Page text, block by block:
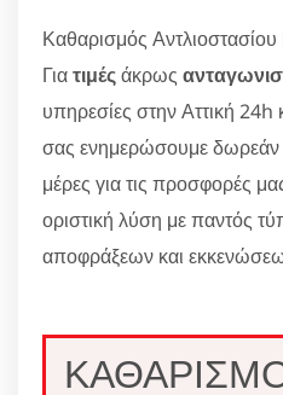
Καθαρισμός
Γιατιμέςάκρως
υπηρεσίες στην Αττική
σας ενημερώσουμε
μέρες για τις προσφορές
οριστική λύση με παντός
αποφράξεων και